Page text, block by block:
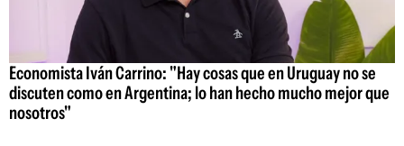
Economista Iván Carrino: "Hay cosas que en Uruguay no se
discuten como en Argentina; lo han hecho mucho mejor que
nosotros"